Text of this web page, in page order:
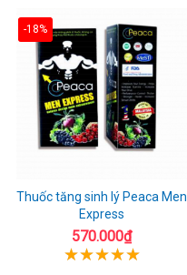
-18%
Thuốc tăng sinh lý Peaca Men
Express
570.000₫